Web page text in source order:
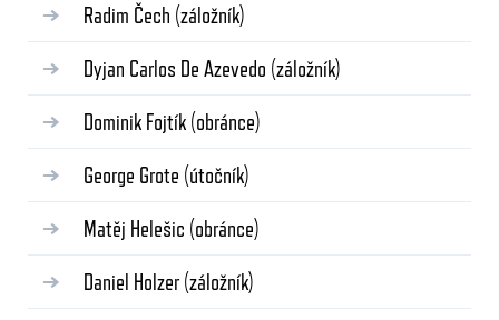
Radim Čech (záložník)
Dyjan Carlos De Azevedo (záložník)
Dominik Fojtík (obránce)
George Grote (útočník)
Matěj Helešic (obránce)
Daniel Holzer (záložník)